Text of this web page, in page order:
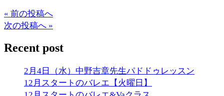
« 前の投稿へ
次の投稿へ »
Recent post
2月4日（水）中野吉章先生パドドゥレッスン
12月スタートのバレエ【火曜日】